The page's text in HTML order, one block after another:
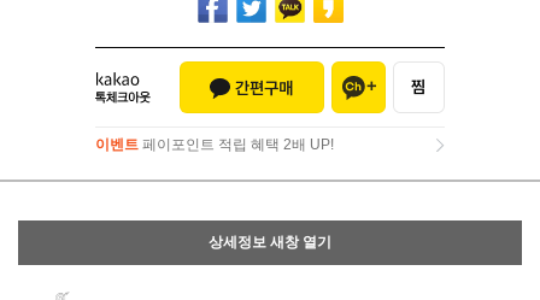
이벤트 페이포인트 적립 혜택 2배 UP!
이벤트페이포인트 적립 혜택 2배 UP!
상세정보 새창 열기